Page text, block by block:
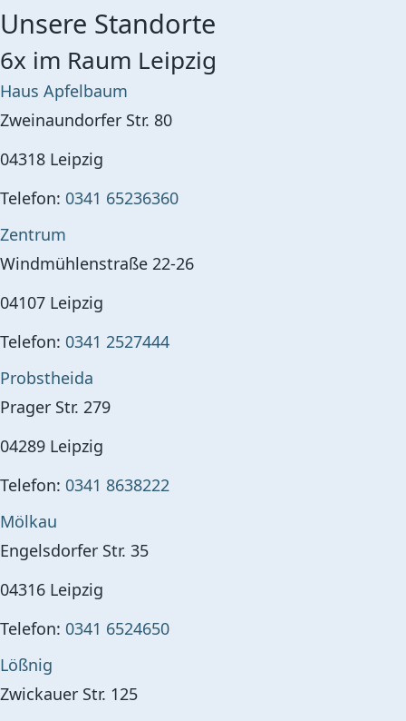
Unsere Standorte
6x im Raum Leipzig
Haus Apfelbaum
Zweinaundorfer Str. 80
04318 Leipzig
Telefon: 0341 65236360
Zentrum
Windmühlenstraße 22-26
04107 Leipzig
Telefon: 0341 2527444
Probstheida
Prager Str. 279
04289 Leipzig
Telefon: 0341 8638222
Mölkau
Engelsdorfer Str. 35
04316 Leipzig
Telefon: 0341 6524650
Lößnig
Zwickauer Str. 125